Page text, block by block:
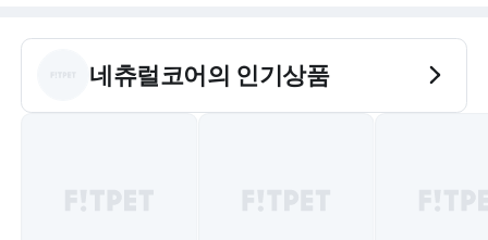
네츄럴코어의 인기상품